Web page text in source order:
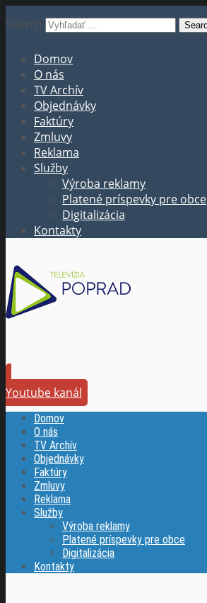
Search
Domov
O nás
TV Archív
Objednávky
Faktúry
Zmluvy
Reklama
Služby
Výroba reklamy
Platené príspevky pre obce
Digitalizácia
Kontakty
Youtube kanál
Domov
O nás
TV Archív
Objednávky
Faktúry
Zmluvy
Reklama
Služby
Výroba reklamy
Platené príspevky pre obce
Digitalizácia
Kontakty